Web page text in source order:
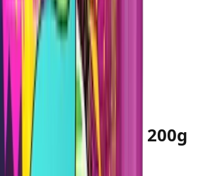
Mr. John Tabak
- Mr. John, 200g